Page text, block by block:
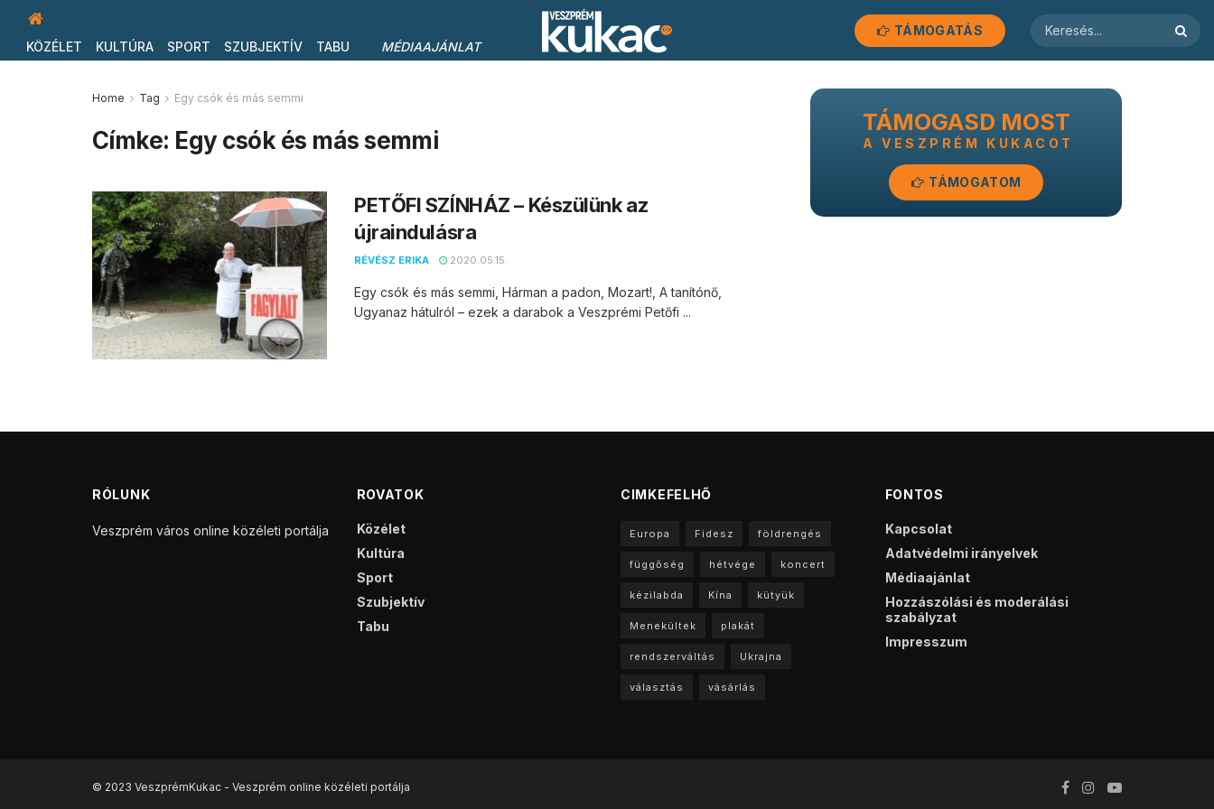
KÖZÉLET KULTÚRA SPORT SZUBJEKTÍV TABU MÉDIAAJÁNLAT
TÁMOGATÁS
Home Tag Egy csók és más semmi
Címke: Egy csók és más semmi
PETŐFI SZÍNHÁZ – Készülünk az
újraindulásra
RÉVÉSZ ERIKA 2020.05.15.
Egy csók és más semmi, Hárman a padon, Mozart!, A tanítónő,
Ugyanaz hátulról – ezek a darabok a Veszprémi Petőfi ...
TÁMOGASD MOST
A VESZPRÉM KUKACOT
TÁMOGATOM
RÓLUNK
Veszprém város online közéleti portálja
ROVATOK
Közélet
Kultúra
Sport
Szubjektív
Tabu
CIMKEFELHŐ
Europa Fidesz földrengés
függőség hétvége koncert
kézilabda Kína kütyük
Menekültek plakát
rendszerváltás Ukrajna
választás vásárlás
FONTOS
Kapcsolat
Adatvédelmi irányelvek
Médiaajánlat
Hozzászólási és moderálási
szabályzat
Impresszum
© 2023 VeszprémKukac - Veszprém online közéleti portálja